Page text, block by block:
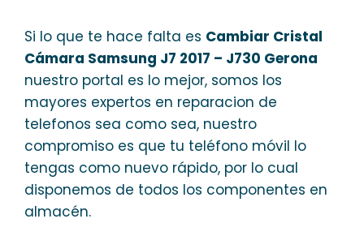
Si lo que te hace falta es Cambiar Cristal
Cámara Samsung J7 2017 – J730 Gerona
nuestro portal es lo mejor, somos los
mayores expertos en reparacion de
telefonos sea como sea, nuestro
compromiso es que tu teléfono móvil lo
tengas como nuevo rápido, por lo cual
disponemos de todos los componentes en
almacén.